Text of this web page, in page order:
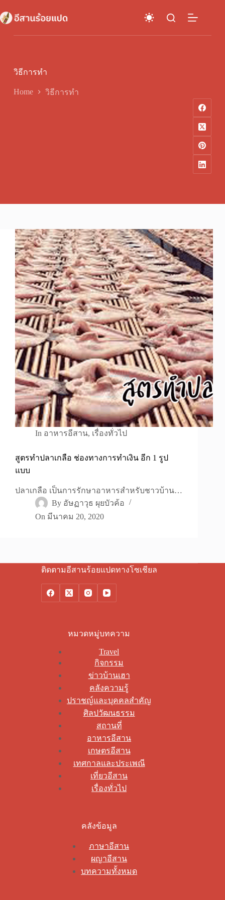
to
content
วิธีการทํา
Home วิธีการทํา
In อาหารอีสาน, เรื่องทั่วไป
สูตรทำปลาเกลือ ช่องทางการทำเงิน อีก 1 รูป
แบบ
ปลาเกลือ เป็นการรักษาอาหารสำหรับชาวบ้าน…
By อัษฏาวุธ ผุยบัวค้อ
On มีนาคม 20, 2020
ติดตามอีสานร้อยแปดทางโซเชียล
หมวดหมู่บทความ
Travel
กิจกรรม
ข่าวบ้านเฮา
คลังความรู้
ปราชญ์และบุคคลสำคัญ
ศิลปวัฒนธรรม
สถานที่
อาหารอีสาน
เกษตรอีสาน
เทศกาลและประเพณี
เที่ยวอีสาน
เรื่องทั่วไป
คลังข้อมูล
ภาษาอีสาน
ผญาอีสาน
บทความทั้งหมด